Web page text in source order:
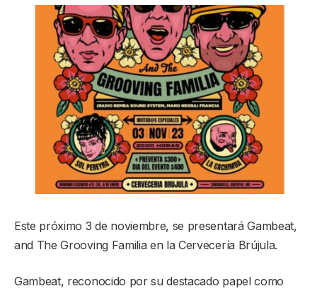
Este próximo 3 de noviembre, se presentará Gambeat,
and The Grooving Familia en la Cervecería Brújula.
Gambeat, reconocido por su destacado papel como